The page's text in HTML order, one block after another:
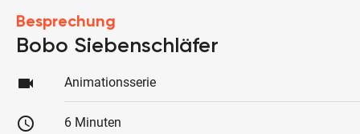
Besprechung
Bobo Siebenschläfer
videocam Animationsserie
schedule 6 Minuten